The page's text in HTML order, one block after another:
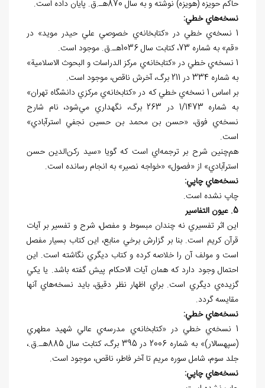
حاکم حويزه (هويزه) نوشته و به سال 870هـ.ق. پايان داده است.
نسخههاي خطي:
1 نسخه‌ي خطي در «کتابخانه‌ي خصوصي علي حيدر مويد» در
«قم» به شماره 73، کتابت سال 1036هـ.ق. موجود است.
1 نسخه‌ي خطي در «کتابخانه‌ي مرکز الدراسات و البحوث الاسلامية»
به شماره 334 در 211 برگ، آخرش ناقص، موجود است.
بر اساس 1 نسخه‌ي خطي که در «کتابخانه‌ي مرکزي دانشگاه تهران»
به شماره 1/1473 در 263 برگ، نگهداري مي⁮‌شود، نام شارح
نسخه‌ي فوق، «حسن بن محمد بن حسين نجفي استرآبادي»
است.
هم‌چنين شرح بر ترجمه‌⁮اي است که گويا «سيد رکن⁮‌الدين حسن
استرآبادي» از «فصول» «خواجه نصير» به انجام رسانده است.
نسخههاي چاپي:
چاپ نشده است.
5. عيون التفاسير
اين اثر تفسيري نه چندان مبسوط و مفصل، شرح و تفسير بر آيات
قرآن کريم است. بنا بر گزارش برخي منابع، اين کتاب بسيار مفصل
است و مولف آن را خلاصه کرده و کتاب ديگري نگاشته است. اين
احتمال وجود دارد که همان آيات الاحکام پيش گفته باشد. يا يکي
گزيده‌ي ديگري است. براي اظهار نظر دقيق، بايد نسخه‌هاي آنها
مقايسه گردد.
نسخههاي خطي:
1 نسخه‌ي خطي در «کتابخانه‌ي مدرسه‌ي عالي شهيد مطهري
(سپهسالار)» به شماره 2006 در 395 برگ، کتابت سال 885هـ.ق.،
جلد سوم، شامل سوره مريم تا آخر فاطر، ناقص، موجود است.
نسخههاي چاپي: